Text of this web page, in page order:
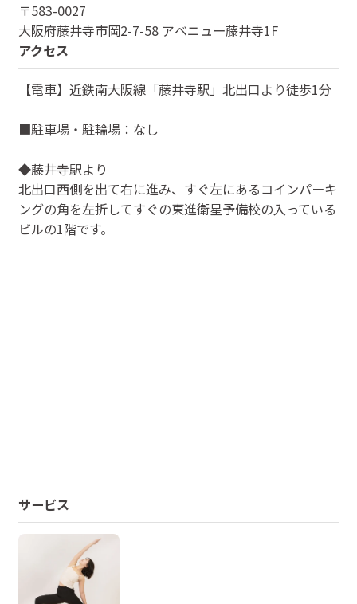
〒583-0027
大阪府藤井寺市岡2-7-58 アベニュー藤井寺1F
アクセス
【電車】近鉄南大阪線「藤井寺駅」北出口より徒歩1分
■駐車場・駐輪場：なし
◆藤井寺駅より
北出口西側を出て右に進み、すぐ左にあるコインパーキ
ングの角を左折してすぐの東進衛星予備校の入っている
ビルの1階です。
サービス